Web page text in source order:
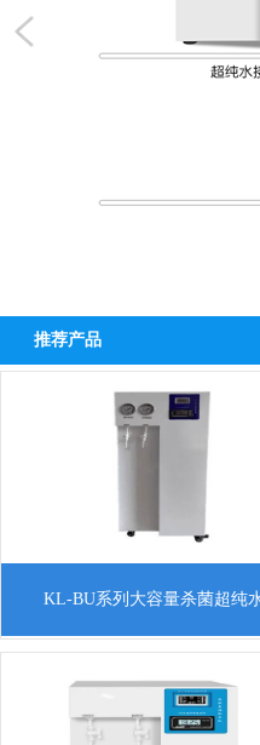
推荐产品
术、超纯化处理以及后级处理等方
水中的导电介质去除，又将水中不
胶体物质、气体
KL-BU系列大容量杀菌超纯